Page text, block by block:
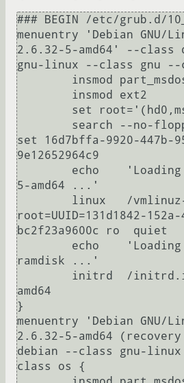
### BEGIN /etc/grub.d/
menuentry 'Debian GNU/
2.6.32-5-amd64' --class
gnu-linux --class gnu
set 16d7bffa-9920-447b-
9e12652964c9
5-amd64 ...'
root=UUID=131d1842-
bc2f23a9600c ro  quiet
ramdisk ...'
amd64
}
menuentry 'Debian GNU/
2.6.32-5-amd64
debian --class gnu-
class os {